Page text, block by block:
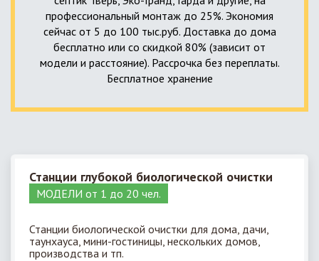
профессиональный монтаж до 25%. Экономия
сейчас от 5 до 100 тыс.руб. Доставка до дома
бесплатно или со скидкой 80% (зависит от
модели и расстояние). Рассрочка без переплаты.
Бесплатное хранение
Станции глубокой биологической очистки
МОДЕЛИ от 1 до 20 чел.
Станции биологической очистки для дома, дачи,
таунхауса, мини-гостиницы, нескольких домов,
производства и тп.